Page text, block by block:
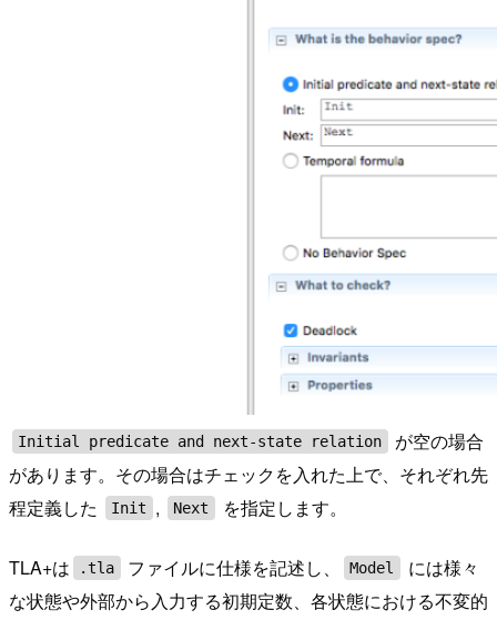
Initial predicate and next-state relation
が空の場合
があります。その場合はチェックを入れた上で、それぞれ先
程定義した
Init , Next を指定します。
TLA+は .tla ファイルに仕様を記述し、 Model
には様々
な状態や外部から入力する初期定数、各状態における不変的